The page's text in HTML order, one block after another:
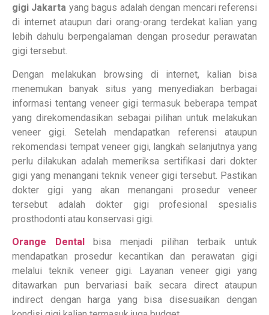
gigi Jakarta yang bagus adalah dengan mencari referensi
di internet ataupun dari orang-orang terdekat kalian yang
lebih dahulu berpengalaman dengan prosedur perawatan
gigi tersebut.
Dengan melakukan browsing di internet, kalian bisa
menemukan banyak situs yang menyediakan berbagai
informasi tentang veneer gigi termasuk beberapa tempat
yang direkomendasikan sebagai pilihan untuk melakukan
veneer gigi. Setelah mendapatkan referensi ataupun
rekomendasi tempat veneer gigi, langkah selanjutnya yang
perlu dilakukan adalah memeriksa sertifikasi dari dokter
gigi yang menangani teknik veneer gigi tersebut. Pastikan
dokter gigi yang akan menangani prosedur veneer
tersebut adalah dokter gigi profesional spesialis
prosthodonti atau konservasi gigi.
Orange Dentalbisa menjadi pilihan terbaik untuk
mendapatkan prosedur kecantikan dan perawatan gigi
melalui teknik veneer gigi. Layanan veneer gigi yang
ditawarkan pun bervariasi baik secara direct ataupun
indirect dengan harga yang bisa disesuaikan dengan